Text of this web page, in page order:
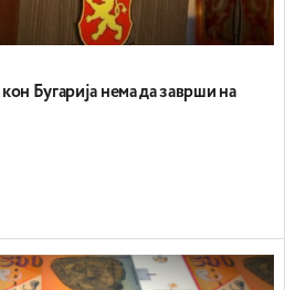
Бугарија нема да заврши на